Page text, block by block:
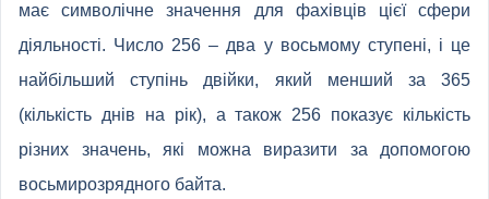
має символічне значення для фахівців цієї сфери
діяльності. Число 256 – два у восьмому ступені, і це
найбільший ступінь двійки, який менший за 365
(кількість днів на рік), а також 256 показує кількість
різних значень, які можна виразити за допомогою
восьмирозрядного байта.